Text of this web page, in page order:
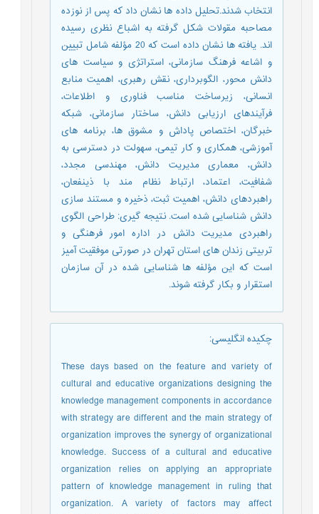
انتخاب شدند.تحلیل داده ها نشان داد که پس از نوزده
مصاحبه مقولات شکل گرفته به اشباع نظری رسیده
اند. یافته ها نشان داده است که 20 مؤلفه شامل تبیین
و اشاعه فرهنگ سازمانی، استراتژی و سیاست های
دانش محور، الگوبرداری، نقش رهبری، اهمیت منابع
انسانی، زیرساخت مناسب فناوری و اطلاعات،
فرآیندهای ارزیابی دانش، ساختار سازمانی، شبکه
خبرگان، اختصاص پاداش و مشوق ها، برنامه های
آموزشی، همکاری و کار تیمی، سهولت در دسترسی به
دانش، معماری مدیریت دانش، مهندسی مجدد،
شفافیت، اعتماد، ارتباط نظام مند با ذینفعان،
راهبردهای دانش، اهمیت ثبت، ذخیره و مستند سازی
دانش شناسایی شده است. نتیجه گیری: طراحی الگوی
راهبردی مدیریت دانش در اداره امور فرهنگی و
تربیتی زندان های استان تهران در صورتی موفقیت آمیز
است که این مؤلفه ها شناسایی شده در آن سازمان
استقرار و بکار گرفته شوند.
چکیده انگلیسی:
These days based on the feature and variety of
cultural and educative organizations designing the
knowledge management components in accordance
with strategy are different and the main strategy of
organization improves the synergy of organizational
knowledge. Success of a cultural and educative
organization relies on applying an appropriate
pattern of knowledge management in ruling that
organization. A variety of factors may affect